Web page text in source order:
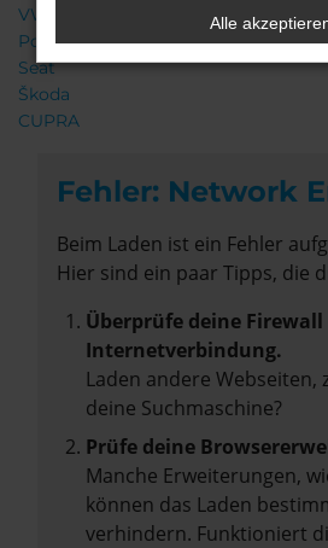
VW
Porsche
Seat
Škoda
CUPRA
Fehler: Network
Beim Laden ist ein Fehler
Hier sind ein paar Tipps, die
Überprüfe deine
Internetverbindung.
Laden andere Webseiten,
deine Suchmaschine?
Prüfe deine
Manche Erweiterungen,
können das Laden
verhindern. Funktioniert
Alle